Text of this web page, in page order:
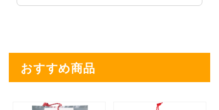
おすすめ商品